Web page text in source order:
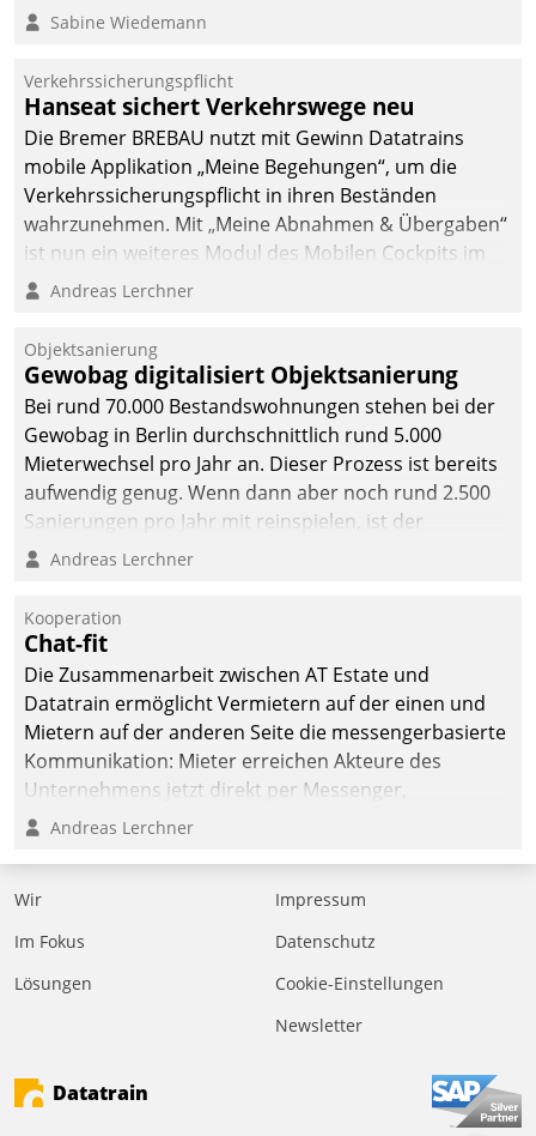
Sabine Wiedemann
Verkehrssicherungspflicht
Hanseat sichert Verkehrswege neu
Die Bremer BREBAU nutzt mit Gewinn Datatrains
mobile Applikation „Meine Begehungen“, um die
Verkehrssicherungspflicht in ihren Beständen
wahrzunehmen. Mit „Meine Abnahmen & Übergaben“
ist nun ein weiteres Modul des Mobilen Cockpits im
Einsatz.
Andreas Lerchner
Objektsanierung
Gewobag digitalisiert Objektsanierung
Bei rund 70.000 Bestandswohnungen stehen bei der
Gewobag in Berlin durchschnittlich rund 5.000
Mieterwechsel pro Jahr an. Dieser Prozess ist bereits
aufwendig genug. Wenn dann aber noch rund 2.500
Sanierungen pro Jahr mit reinspielen, ist der
Betreuungs- und Organisationsaufwand immens. Im
kommunale Wohnungsbauunternehmen daher
gemeinsam mit der Berliner Datatrain GmbH den
Teilprozess der Objektsanierung digitalisiert.
Andreas Lerchner
Kooperation
Chat-fit
Die Zusammenarbeit zwischen AT Estate und
Datatrain ermöglicht Vermietern auf der einen und
Mietern auf der anderen Seite die messengerbasierte
Kommunikation: Mieter erreichen Akteure des
Unternehmens jetzt direkt per Messenger,
Mitarbeiter oder Dienstleister empfangen oder
Andreas Lerchner
Wir
Im Fokus
Lösungen
Impressum
Datenschutz
Cookie-Einstellungen
Newsletter
Datatrain